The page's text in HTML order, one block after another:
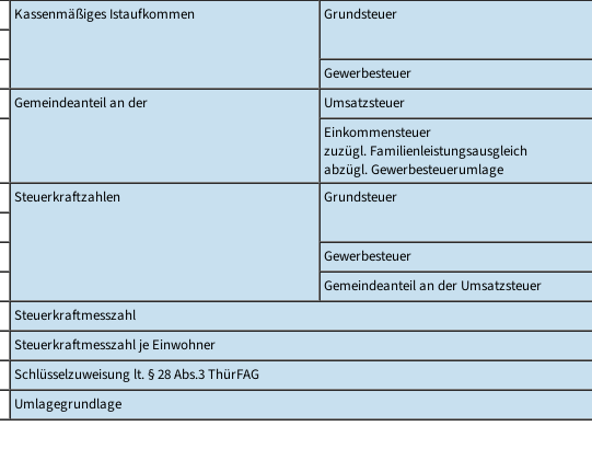
Kassenmäßiges Istaufkommen
Grundsteuer
Gewerbesteuer
Gemeindeanteil an der
Umsatzsteuer
Einkommensteuer
zuzügl. Familienleistungsausgleich
abzügl. Gewerbesteuerumlage
Steuerkraftzahlen Grundsteuer
Gewerbesteuer
Gemeindeanteil an der Umsatzsteuer
Steuerkraftmesszahl
Steuerkraftmesszahl je Einwohner
Schlüsselzuweisung lt. § 28 Abs.3 ThürFAG
Umlagegrundlage